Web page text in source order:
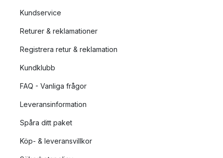
Kundservice
Returer & reklamationer
Registrera retur & reklamation
Kundklubb
FAQ - Vanliga frågor
Leveransinformation
Spåra ditt paket
Köp- & leveransvillkor